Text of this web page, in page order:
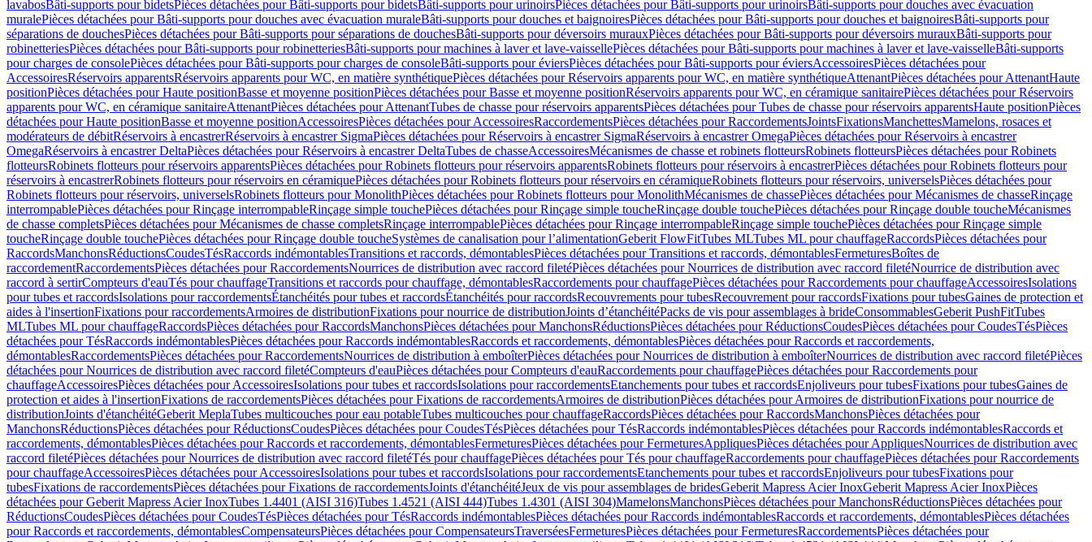
lavabosBâti-supports pour bidetsPièces détachées pour Bâti-supports pour bidetsBâti-supports pour urinoirsPièces détachées pour Bâti-supports pour urinoirsBâti-supports pour douches avec évacuation
muralePièces détachées pour Bâti-supports pour douches avec évacuation muraleBâti-supports pour douches et baignoiresPièces détachées pour Bâti-supports pour douches et baignoiresBâti-supports pour
séparations de douchesPièces détachées pour Bâti-supports pour séparations de douchesBâti-supports pour déversoirs murauxPièces détachées pour Bâti-supports pour déversoirs murauxBâti-supports pour
robinetteriesPièces détachées pour Bâti-supports pour robinetteriesBâti-supports pour machines à laver et lave-vaissellePièces détachées pour Bâti-supports pour machines à laver et lave-vaisselleBâti-supports
pour charges de consolePièces détachées pour Bâti-supports pour charges de consoleBâti-supports pour éviersPièces détachées pour Bâti-supports pour éviersAccessoiresPièces détachées pour
AccessoiresRéservoirs apparentsRéservoirs apparents pour WC, en matière synthétiquePièces détachées pour Réservoirs apparents pour WC, en matière synthétiqueAttenantPièces détachées pour AttenantHaute
positionPièces détachées pour Haute positionBasse et moyenne positionPièces détachées pour Basse et moyenne positionRéservoirs apparents pour WC, en céramique sanitairePièces détachées pour Réservoirs
apparents pour WC, en céramique sanitaireAttenantPièces détachées pour AttenantTubes de chasse pour réservoirs apparentsPièces détachées pour Tubes de chasse pour réservoirs apparentsHaute positionPièces
détachées pour Haute positionBasse et moyenne positionAccessoiresPièces détachées pour AccessoiresRaccordementsPièces détachées pour RaccordementsJointsFixationsManchettesMamelons, rosaces et
modérateurs de débitRéservoirs à encastrerRéservoirs à encastrer SigmaPièces détachées pour Réservoirs à encastrer SigmaRéservoirs à encastrer OmegaPièces détachées pour Réservoirs à encastrer
OmegaRéservoirs à encastrer DeltaPièces détachées pour Réservoirs à encastrer DeltaTubes de chasseAccessoiresMécanismes de chasse et robinets flotteursRobinets flotteursPièces détachées pour Robinets
flotteursRobinets flotteurs pour réservoirs apparentsPièces détachées pour Robinets flotteurs pour réservoirs apparentsRobinets flotteurs pour réservoirs à encastrerPièces détachées pour Robinets flotteurs pour
réservoirs à encastrerRobinets flotteurs pour réservoirs en céramiquePièces détachées pour Robinets flotteurs pour réservoirs en céramiqueRobinets flotteurs pour réservoirs, universelsPièces détachées pour
Robinets flotteurs pour réservoirs, universelsRobinets flotteurs pour MonolithPièces détachées pour Robinets flotteurs pour MonolithMécanismes de chassePièces détachées pour Mécanismes de chasseRinçage
interrompablePièces détachées pour Rinçage interrompableRinçage simple touchePièces détachées pour Rinçage simple toucheRinçage double touchePièces détachées pour Rinçage double toucheMécanismes
de chasse completsPièces détachées pour Mécanismes de chasse completsRinçage interrompablePièces détachées pour Rinçage interrompableRinçage simple touchePièces détachées pour Rinçage simple
toucheRinçage double touchePièces détachées pour Rinçage double toucheSystèmes de canalisation pour l’alimentationGeberit FlowFitTubes MLTubes ML pour chauffageRaccordsPièces détachées pour
RaccordsManchonsRéductionsCoudesTésRaccords indémontablesTransitions et raccords, démontablesPièces détachées pour Transitions et raccords, démontablesFermeturesBoîtes de
raccordementRaccordementsPièces détachées pour RaccordementsNourrices de distribution avec raccord filetéPièces détachées pour Nourrices de distribution avec raccord filetéNourrice de distribution avec
raccord à sertirCompteurs d'eauTés pour chauffageTransitions et raccords pour chauffage, démontablesRaccordements pour chauffagePièces détachées pour Raccordements pour chauffageAccessoiresIsolations
pour tubes et raccordsIsolations pour raccordementsÉtanchéités pour tubes et raccordsÉtanchéités pour raccordsRecouvrements pour tubesRecouvrement pour raccordsFixations pour tubesGaines de protection et
aides à l'insertionFixations pour raccordementsArmoires de distributionFixations pour nourrice de distributionJoints d’étanchéitéPacks de vis pour assemblages à brideConsommablesGeberit PushFitTubes
MLTubes ML pour chauffageRaccordsPièces détachées pour RaccordsManchonsPièces détachées pour ManchonsRéductionsPièces détachées pour RéductionsCoudesPièces détachées pour CoudesTésPièces
détachées pour TésRaccords indémontablesPièces détachées pour Raccords indémontablesRaccords et raccordements, démontablesPièces détachées pour Raccords et raccordements,
démontablesRaccordementsPièces détachées pour RaccordementsNourrices de distribution à emboîterPièces détachées pour Nourrices de distribution à emboîterNourrices de distribution avec raccord filetéPièces
détachées pour Nourrices de distribution avec raccord filetéCompteurs d'eauPièces détachées pour Compteurs d'eauRaccordements pour chauffagePièces détachées pour Raccordements pour
chauffageAccessoiresPièces détachées pour AccessoiresIsolations pour tubes et raccordsIsolations pour raccordementsEtanchements pour tubes et raccordsEnjoliveurs pour tubesFixations pour tubesGaines de
protection et aides à l'insertionFixations de raccordementsPièces détachées pour Fixations de raccordementsArmoires de distributionPièces détachées pour Armoires de distributionFixations pour nourrice de
distributionJoints d'étanchéitéGeberit MeplaTubes multicouches pour eau potableTubes multicouches pour chauffageRaccordsPièces détachées pour RaccordsManchonsPièces détachées pour
ManchonsRéductionsPièces détachées pour RéductionsCoudesPièces détachées pour CoudesTésPièces détachées pour TésRaccords indémontablesPièces détachées pour Raccords indémontablesRaccords et
raccordements, démontablesPièces détachées pour Raccords et raccordements, démontablesFermeturesPièces détachées pour FermeturesAppliquesPièces détachées pour AppliquesNourrices de distribution avec
raccord filetéPièces détachées pour Nourrices de distribution avec raccord filetéTés pour chauffagePièces détachées pour Tés pour chauffageRaccordements pour chauffagePièces détachées pour Raccordements
pour chauffageAccessoiresPièces détachées pour AccessoiresIsolations pour tubes et raccordsIsolations pour raccordementsEtanchements pour tubes et raccordsEnjoliveurs pour tubesFixations pour
tubesFixations de raccordementsPièces détachées pour Fixations de raccordementsJoints d'étanchéitéJeux de vis pour assemblages de bridesGeberit Mapress Acier InoxGeberit Mapress Acier InoxPièces
détachées pour Geberit Mapress Acier InoxTubes 1.4401 (AISI 316)Tubes 1.4521 (AISI 444)Tubes 1.4301 (AISI 304)MamelonsManchonsPièces détachées pour ManchonsRéductionsPièces détachées pour
RéductionsCoudesPièces détachées pour CoudesTésPièces détachées pour TésRaccords indémontablesPièces détachées pour Raccords indémontablesRaccords et raccordements, démontablesPièces détachées
pour Raccords et raccordements, démontablesCompensateursPièces détachées pour CompensateursTraverséesFermeturesPièces détachées pour FermeturesRaccordementsPièces détachées pour